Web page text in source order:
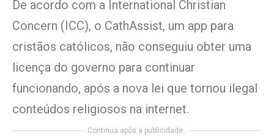
De acordo com a International Christian
Concern (ICC), o CathAssist, um app para
cristãos católicos, não conseguiu obter uma
licença do governo para continuar
funcionando, após a nova lei que tornou ilegal
conteúdos religiosos na internet.
Continua após a publicidade..